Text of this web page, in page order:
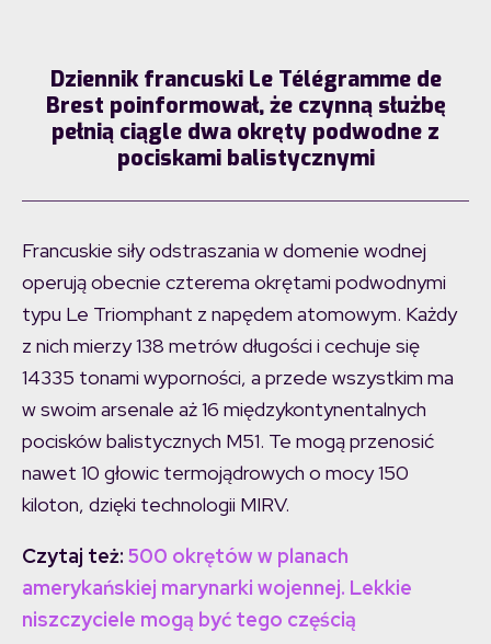
Dziennik francuski Le Télégramme de
Brest poinformował, że czynną służbę
pełnią ciągle dwa okręty podwodne z
pociskami balistycznymi
Francuskie siły odstraszania w domenie wodnej
operują obecnie czterema okrętami podwodnymi
typu Le Triomphant z napędem atomowym. Każdy
z nich mierzy 138 metrów długości i cechuje się
14335 tonami wyporności, a przede wszystkim ma
w swoim arsenale aż 16 międzykontynentalnych
pocisków balistycznych M51. Te mogą przenosić
nawet 10 głowic termojądrowych o mocy 150
kiloton, dzięki technologii MIRV.
Czytaj też: 500 okrętów w planach
amerykańskiej marynarki wojennej. Lekkie
niszczyciele mogą być tego częścią